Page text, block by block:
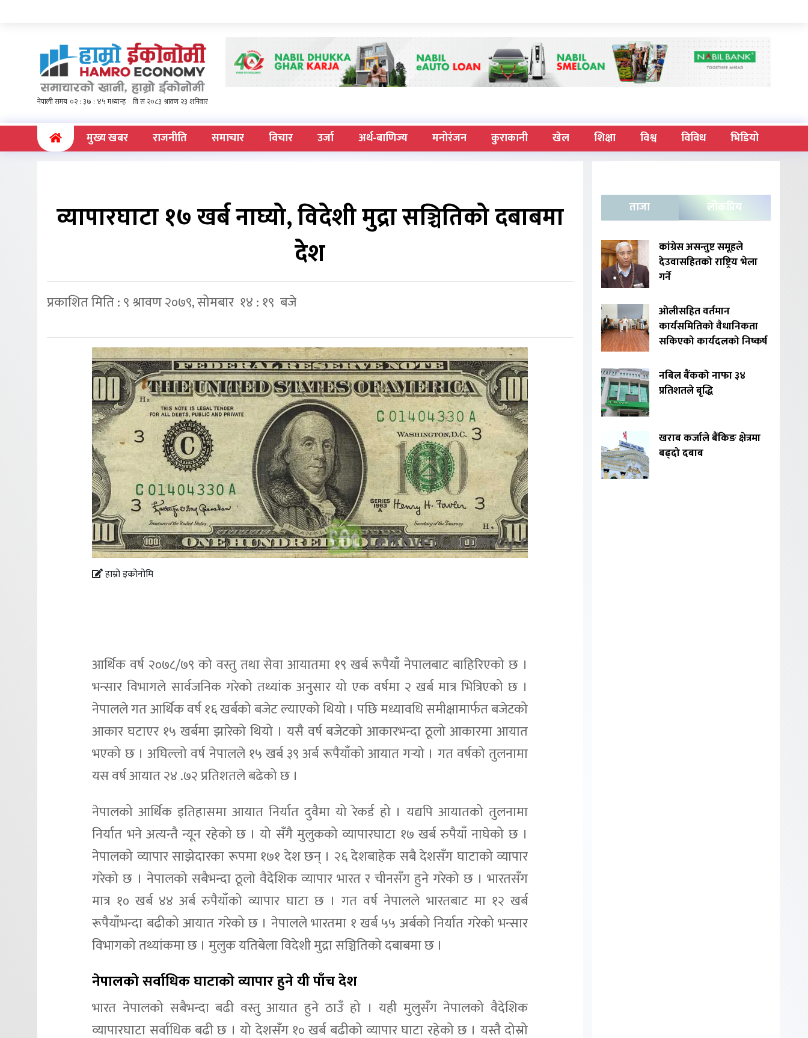
(current)मुख्य खबर राजनीति समाचार विचार उर्जा अर्थ-बाणिज्य मनोरंजन कुराकानी खेल शिक्षा विश्व विविध भिडियो
व्यापारघाटा १७ खर्ब नाघ्यो, विदेशी मुद्रा सञ्चितिको दबाबमा
देश
प्रकाशित मिति : ९ श्रावण २०७९, सोमबार १४ : १९ बजे
हाम्रो इकोनोमि
आर्थिक वर्ष २०७८/७९ को वस्तु तथा सेवा आयातमा १९ खर्ब रूपैयाँ नेपालबाट बाहिरिएको छ ।
भन्सार विभागले सार्वजनिक गरेको तथ्यांक अनुसार यो एक वर्षमा २ खर्ब मात्र भित्रिएको छ ।
नेपालले गत आर्थिक वर्ष १६ खर्बको बजेट ल्याएको थियो । पछि मध्यावधि समीक्षामार्फत बजेटको
आकार घटाएर १५ खर्बमा झारेको थियो । यसै वर्ष बजेटको आकारभन्दा ठूलो आकारमा आयात
भएको छ । अघिल्लो वर्ष नेपालले १५ खर्ब ३९ अर्ब रूपैयाँको आयात गर्‍यो । गत वर्षको तुलनामा
यस वर्ष आयात २४ .७२ प्रतिशतले बढेको छ ।
नेपालको आर्थिक इतिहासमा आयात निर्यात दुवैमा यो रेकर्ड हो । यद्यपि आयातको तुलनामा
निर्यात भने अत्यन्तै न्यून रहेको छ । यो सँगै मुलुकको व्यापारघाटा १७ खर्ब रुपैयाँ नाघेको छ ।
नेपालको व्यापार साझेदारका रूपमा १७१ देश छन् । २६ देशबाहेक सबै देशसँग घाटाको व्यापार
गरेको छ । नेपालको सबैभन्दा ठूलो वैदेशिक व्यापार भारत र चीनसँग हुने गरेको छ । भारतसँग
मात्र १० खर्ब ४४ अर्ब रुपैयाँको व्यापार घाटा छ । गत वर्ष नेपालले भारतबाट मा १२ खर्ब
रूपैयाँभन्दा बढीको आयात गरेको छ । नेपालले भारतमा १ खर्ब ५५ अर्बको निर्यात गरेको भन्सार
विभागको तथ्यांकमा छ । मुलुक यतिबेला विदेशी मुद्रा सञ्चितिको दबाबमा छ ।
नेपालको सर्वाधिक घाटाको व्यापार हुने यी पाँच देश
भारत नेपालको सबैभन्दा बढी वस्तु आयात हुने ठाउँ हो । यही मुलुसँग नेपालको वैदेशिक
व्यापारघाटा सर्वाधिक बढी छ । यो देशसँग १० खर्ब बढीको व्यापार घाटा रहेको छ । यस्तै दोस्रो
ताजा लोकप्रिय
कांग्रेस असन्तुष्ट समूहले
देउवासहितको राष्ट्रिय भेला
गर्ने
ओलीसहित वर्तमान
कार्यसमितिको वैधानिकता
सकिएको कार्यदलको निष्कर्ष
नबिल बैंकको नाफा ३४
प्रतिशतले बृद्धि
खराब कर्जाले बैंकिङ क्षेत्रमा
बढ्दो दबाब